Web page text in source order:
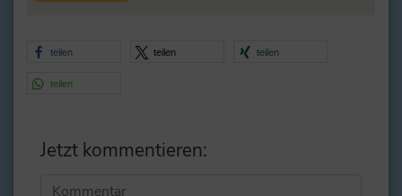
teilen teilen teilen
teilen
Jetzt kommentieren:
Alternative: